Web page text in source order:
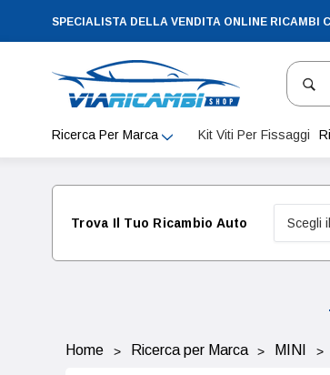
SPECIALISTA DELLA VENDITA ONLINE RICAMBI
Cerca
Ricerca Per Marca Kit Viti Per Fissaggi
Trova Il Tuo Ricambio Auto
Home Ricerca per Marca MINI